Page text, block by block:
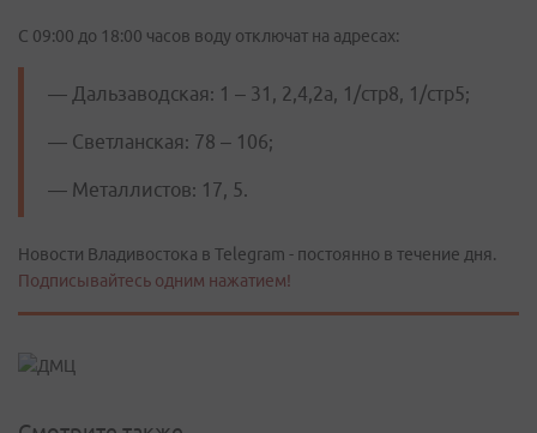
С 09:00 до 18:00 часов воду отключат на адресах:
— Дальзаводская: 1 – 31, 2,4,2а, 1/стр8, 1/стр5;
— Светланская: 78 – 106;
— Металлистов: 17, 5.
Новости Владивостока в Telegram - постоянно в течение дня.
Подписывайтесь одним нажатием!